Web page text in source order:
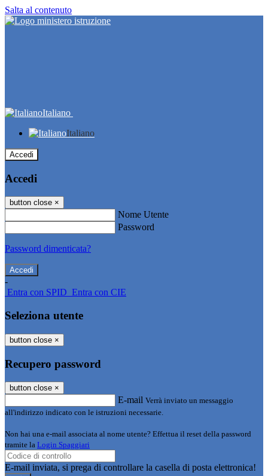
Salta al contenuto
Italiano
Italiano
Accedi
Accedi
button close ×
Nome Utente
Password
Password dimenticata?
-
Entra con SPID Entra con CIE
Seleziona utente
button close ×
Recupero password
button close ×
E-mail Verrà inviato un messaggio
all'indirizzo indicato con le istruzioni necessarie.
Non hai una e-mail associata al nome utente? Effettua il reset della password
tramite la Login Spaggiari
E-mail inviata, si prega di controllare la casella di posta elettronica!